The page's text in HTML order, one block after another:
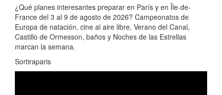
¿Qué planes interesantes preparar en París y en Île-de-
France del 3 al 9 de agosto de 2026? Campeonatos de
Europa de natación, cine al aire libre, Verano del Canal,
Castillo de Ormesson, baños y Noches de las Estrellas
marcan la semana.
Sortiraparis